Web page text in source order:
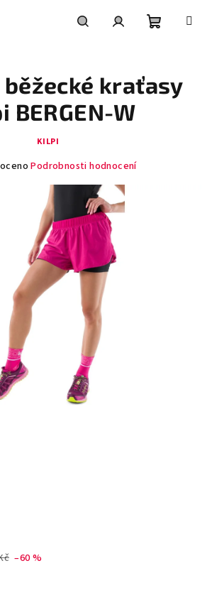
košík
–60 %
běžecké kraťasy
BERGEN-W
KILPI
Podrobnosti hodnocení